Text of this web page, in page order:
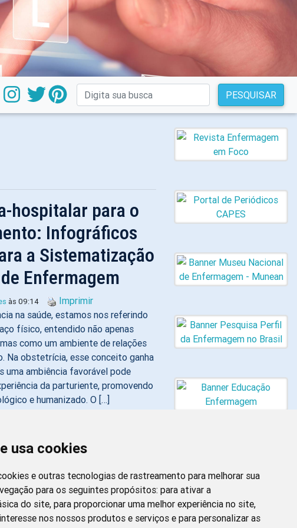
usa cookies
e outras tecnologias de rastreamento para melhorar sua
para os seguintes propósitos: para ativar a
do site, para proporcionar uma melhor experiência no site,
nos nossos produtos e serviços e para personalizar as
PESQUISAR
hospitalar para o
Infográficos
a Sistematização
Enfermagem
às 09:14
Imprimir
na saúde, estamos nos referindo
físico, entendido não apenas
como um ambiente de relações
Na obstetrícia, esse conceito ganha
uma ambiência favorável pode
da parturiente, promovendo
e humanizado. O […]
Profissão no
movimento “Enfermagem
a Enfermagem nas discussões de
Newsletter da